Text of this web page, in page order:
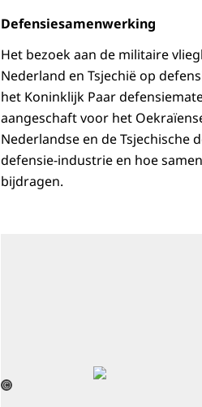
Defensiesamenwerking
Het bezoek aan de militaire
Nederland en Tsjechië op
het Koninklijk Paar
aangeschaft voor het
Nederlandse en de Tsjechische
defensie-industrie en hoe
bijdragen.
©